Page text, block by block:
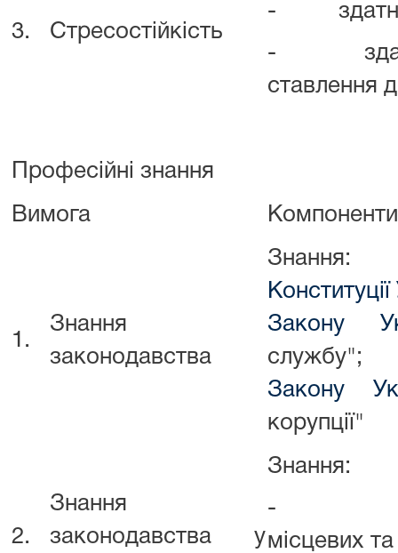
3. Стресостійкість
-
-
ставлення
Професійні знання
Вимога
1.
Знання
законодавства
Знання:
Закону
службу";
Закону
корупції"
2.
Знання
законодавства у
Знання:
-
місцевих